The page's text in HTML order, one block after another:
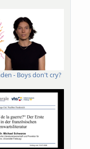
IPv4: NAT routing
- Boys don't cry?